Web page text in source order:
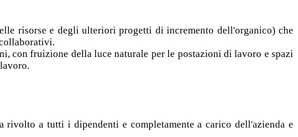
risorse e degli ulteriori progetti di incremento dell'organico) che
con fruizione della luce naturale per le postazioni di lavoro e spazi
rivolto a tutti i dipendenti e completamente a carico dell'azienda e